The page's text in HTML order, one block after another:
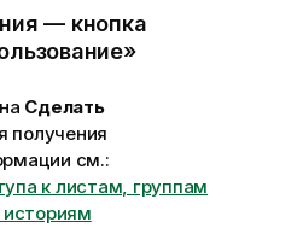
— кнопка
Сделать
получения
см.:
к листам, группам
историям